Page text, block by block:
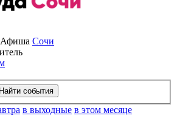
Афиша Сочи
в выходные в этом месяце